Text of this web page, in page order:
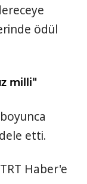
ödül
milli"
etti.
Haber'e